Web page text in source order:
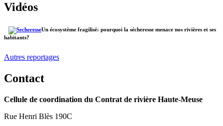
Vidéos
Un écosystème fragilisé: pourquoi la sécheresse menace nos rivières et ses
habitants?
Autres reportages
Contact
Cellule de coordination du Contrat de rivière Haute-Meuse
Rue Henri Blès 190C